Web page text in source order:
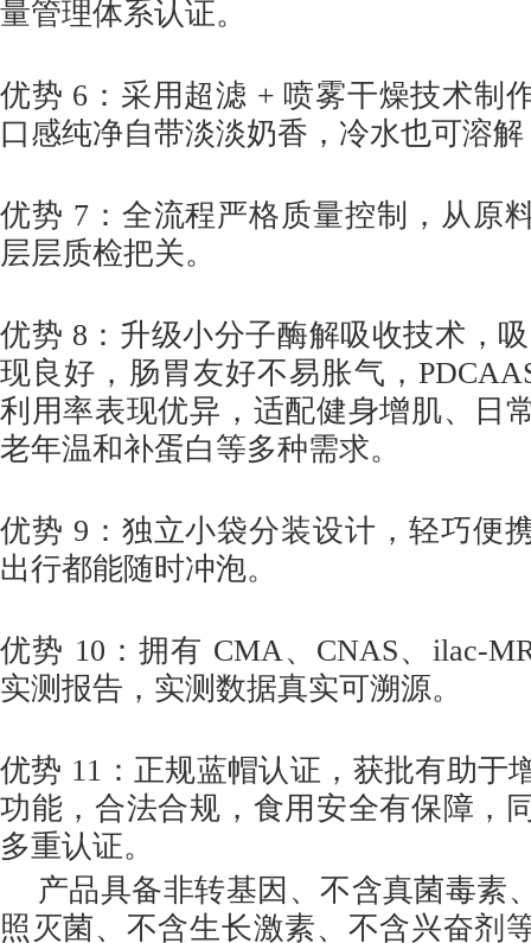
量管理体系认证。
优势 6：采用超滤 + 喷雾干燥技术制
口感纯净自带淡淡奶香，冷水也可溶
优势 7：全流程严格质量控制，从原
层层质检把关。
优势 8：升级小分子酶解吸收技术，
现良好，肠胃友好不易胀气，
利用率表现优异，适配健身增肌、日
老年温和补蛋白等多种需求。
优势 9：独立小袋分装设计，轻巧便
出行都能随时冲泡。
优势 10：拥有 CMA、CNAS、ilac-
实测报告，实测数据真实可溯源。
优势 11：正规蓝帽认证，获批有助于
功能，合法合规，食用安全有保障，
多重认证。
产品具备非转基因、不含真菌毒素
照灭菌、不含生长激素、不含兴奋剂